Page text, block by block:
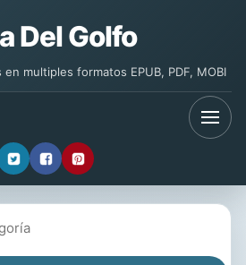
Del Golfo
multiples formatos EPUB, PDF, MOBI